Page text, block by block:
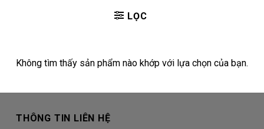
LỌC
Không tìm thấy sản phẩm nào khớp với lựa chọn của bạn.
THÔNG TIN LIÊN HỆ